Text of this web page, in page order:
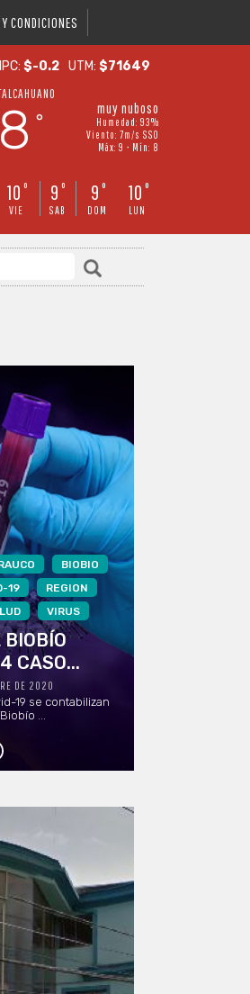
CONDICIONES
IPC:$-0.2 UTM:$71649
8 °
muy nuboso
Humedad: 93%
Viento: 7m/s SSO
Máx: 9 • Mín: 8
10 °
VIE
9 °
SAB
9 °
DOM
10 °
LUN
BIOBIO
19
REGION
VIRUS
BIOBÍO
CASO...
DE 2020
19 se contabilizan
...